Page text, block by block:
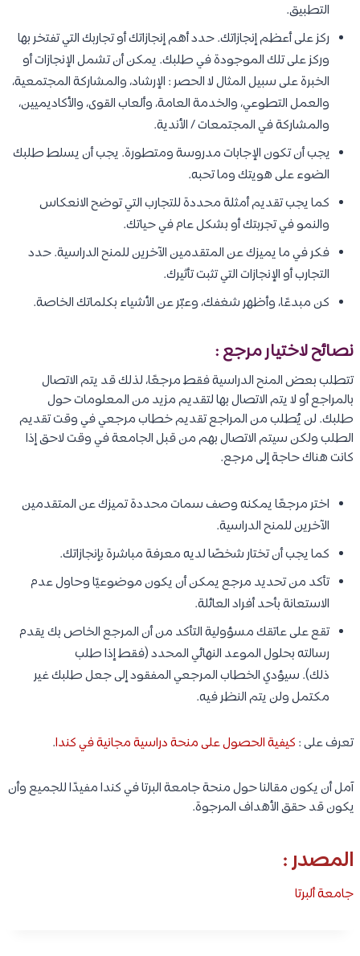
التطبيق.
ركز على أعظم إنجازاتك. حدد أهم إنجازاتك أو تجاربك التي تفتخر بها
وركز على تلك الموجودة في طلبك. يمكن أن تشمل الإنجازات أو
الخبرة على سبيل المثال لا الحصر : الإرشاد، والمشاركة المجتمعية،
والعمل التطوعي، والخدمة العامة، وألعاب القوى، والأكاديميين،
والمشاركة في المجتمعات / الأندية.
يجب أن تكون الإجابات مدروسة ومتطورة. يجب أن يسلط طلبك
الضوء على هويتك وما تحبه.
كما يجب تقديم أمثلة محددة للتجارب التي توضح الانعكاس
والنمو في تجربتك أو بشكل عام في حياتك.
فكر في ما يميزك عن المتقدمين الآخرين للمنح الدراسية. حدد
التجارب أو الإنجازات التي تثبت تأثيرك.
كن مبدعًا، وأظهر شغفك، وعبّر عن الأشياء بكلماتك الخاصة.
نصائح لاختيار مرجع :
تتطلب بعض المنح الدراسية فقط مرجعًا، لذلك قد يتم الاتصال
بالمراجع أو لا يتم الاتصال بها لتقديم مزيد من المعلومات حول
طلبك. لن يُطلب من المراجع تقديم خطاب مرجعي في وقت تقديم
الطلب ولكن سيتم الاتصال بهم من قبل الجامعة في وقت لاحق إذا
كانت هناك حاجة إلى مرجع.
اختر مرجعًا يمكنه وصف سمات محددة تميزك عن المتقدمين
الآخرين للمنح الدراسية.
كما يجب أن تختار شخصًا لديه معرفة مباشرة بإنجازاتك.
تأكد من تحديد مرجع يمكن أن يكون موضوعيًا وحاول عدم
الاستعانة بأحد أفراد العائلة.
تقع على عاتقك مسؤولية التأكد من أن المرجع الخاص بك يقدم
رسالته بحلول الموعد النهائي المحدد (فقط إذا طلب
ذلك). سيؤدي الخطاب المرجعي المفقود إلى جعل طلبك غير
مكتمل ولن يتم النظر فيه.
تعرف على : كيفية الحصول على منحة دراسية مجانية في كندا.
آمل أن يكون مقالنا حول منحة جامعة البرتا في كندا مفيدًا للجميع وأن
يكون قد حقق الأهداف المرجوة.
المصدر :
جامعة ألبرتا